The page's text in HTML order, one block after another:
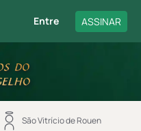
Entre ASSINAR
São Vitrício de Rouen